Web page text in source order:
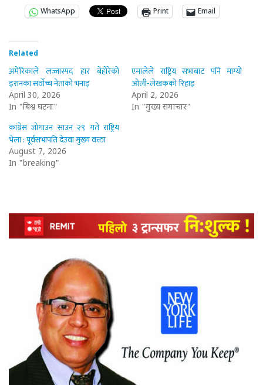
WhatsApp
Print Email
Related
अमेरिकाले लज्जास्पद हार बेहोरेको
इरानका सर्वोच्च नेताको भनाइ
April 30, 2026
In "बिश्व घटना"
एमालेले राष्ट्रिय सभाबाट पनि माग्यो
ओली-लेखकको रिहाइ
April 2, 2026
In "मुख्य समाचार"
कांग्रेस जोगाउन साउन २९ गते राष्ट्रिय
भेला : पूर्वसभापति देउवा मुख्य वक्ता
August 7, 2026
In "breaking"